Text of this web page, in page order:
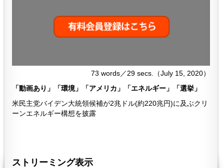
73 words／29 secs.（July 15, 2020）
「動画あり」「環境」「アメリカ」「エネルギー」「選挙」
米民主党バイデン大統領候補が2兆ドル(約220兆円)に及ぶクリ
ーンエネルギー構想を披露
ストリーミング表示